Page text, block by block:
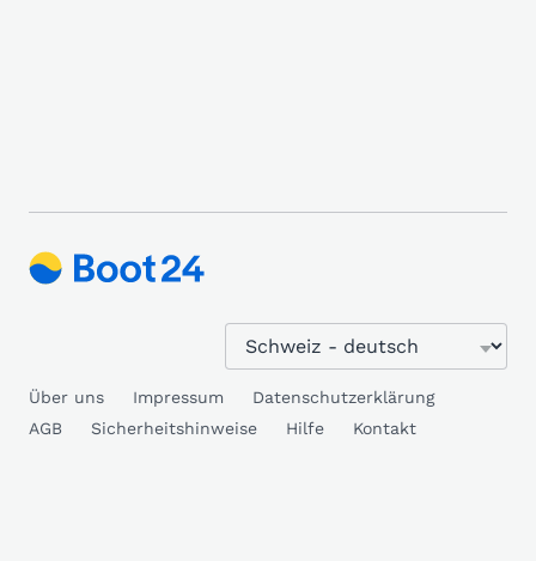
Über uns Impressum
Datenschutzerklärung
AGB
Sicherheitshinweise Hilfe Kontakt